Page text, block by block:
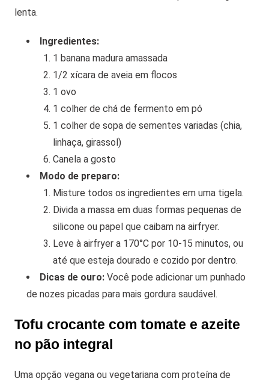
lenta.
Ingredientes:
1 banana madura amassada
1/2 xícara de aveia em flocos
1 ovo
1 colher de chá de fermento em pó
1 colher de sopa de sementes variadas (chia,
linhaça, girassol)
Canela a gosto
Modo de preparo:
Misture todos os ingredientes em uma tigela.
Divida a massa em duas formas pequenas de
silicone ou papel que caibam na airfryer.
Leve à airfryer a 170°C por 10-15 minutos, ou
até que esteja dourado e cozido por dentro.
Dicas de ouro: Você pode adicionar um punhado
de nozes picadas para mais gordura saudável.
Tofu crocante com tomate e azeite
no pão integral
Uma opção vegana ou vegetariana com proteína de